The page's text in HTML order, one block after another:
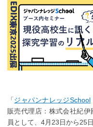
「ジャパンナレッジSchool
販売代理店：株式会社紀
員として、4月23日から25